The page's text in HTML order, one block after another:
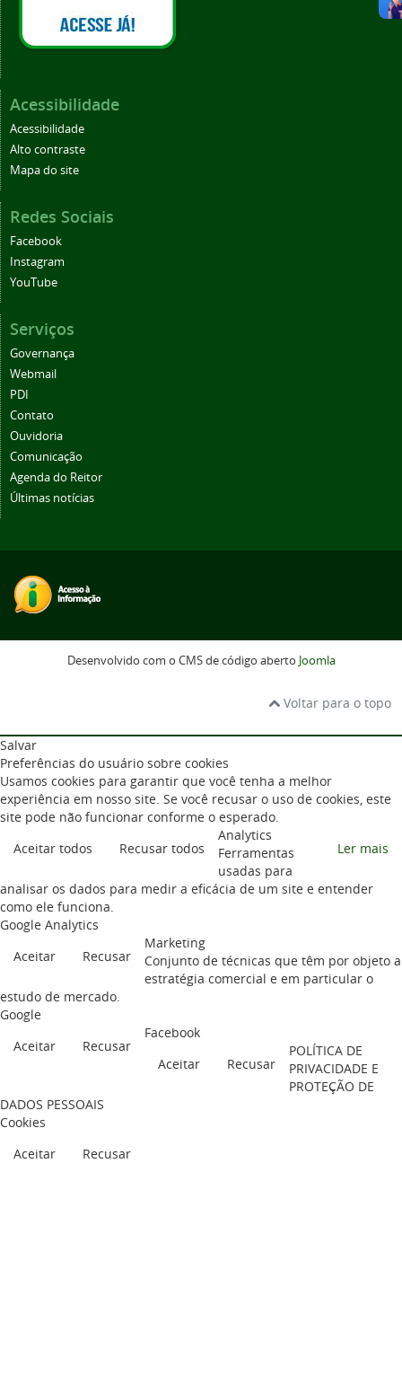
Acessibilidade
Acessibilidade
Alto contraste
Mapa do site
Redes Sociais
Facebook
Instagram
YouTube
Serviços
Governança
Webmail
PDI
Contato
Ouvidoria
Comunicação
Agenda do Reitor
Últimas notícias
Desenvolvido com o CMS de código aberto Joomla
Voltar para o topo
Salvar
Preferências do usuário sobre cookies
Usamos cookies para garantir que você tenha a melhor
experiência em nosso site. Se você recusar o uso de cookies, este
site pode não funcionar conforme o esperado.
Aceitar todos
Recusar todos Ler mais
Analytics
Ferramentas
usadas para
analisar os dados para medir a eficácia de um site e entender
como ele funciona.
Google Analytics
Aceitar
Recusar
Marketing
Conjunto de técnicas que têm por objeto a
estratégia comercial e em particular o
estudo de mercado.
Google
Aceitar
Recusar
Facebook
Aceitar
Recusar
POLÍTICA DE
PRIVACIDADE E
PROTEÇÃO DE
DADOS PESSOAIS
Cookies
Aceitar
Recusar